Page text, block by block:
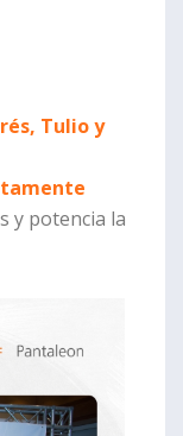
Tulio y
y potencia la